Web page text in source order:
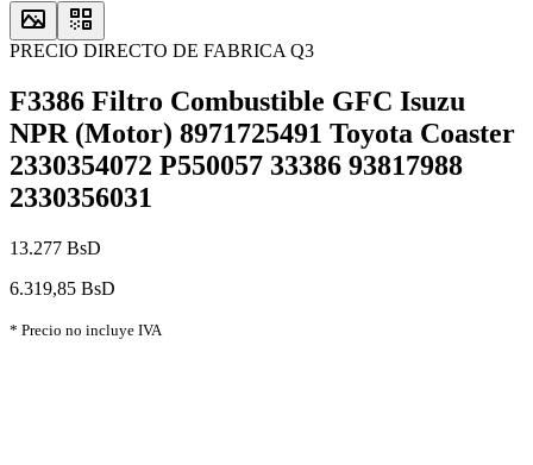
PRECIO DIRECTO DE FABRICA Q3
F3386 Filtro Combustible GFC Isuzu
NPR (Motor) 8971725491 Toyota Coaster
2330354072 P550057 33386 93817988
2330356031
13.277 BsD
6.319,85 BsD
* Precio no incluye IVA